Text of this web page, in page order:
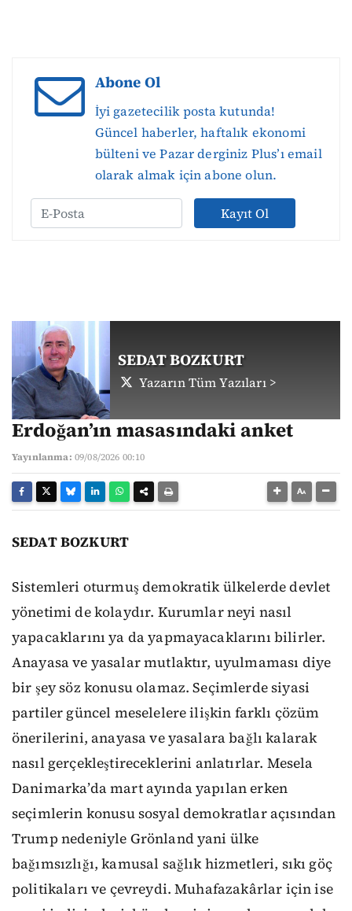
Abone Ol
İyi gazetecilik posta kutunda!
Güncel haberler, haftalık ekonomi
bülteni ve Pazar derginiz Plus’ı email
olarak almak için abone olun.
Kayıt Ol
SEDAT BOZKURT
Yazarın Tüm Yazıları >
Erdoğan’ın masasındaki anket
Yayınlanma: 09/08/2026 00:10
SEDAT BOZKURT
Sistemleri oturmuş demokratik ülkelerde devlet
yönetimi de kolaydır. Kurumlar neyi nasıl
yapacaklarını ya da yapmayacaklarını bilirler.
Anayasa ve yasalar mutlaktır, uyulmaması diye
bir şey söz konusu olamaz. Seçimlerde siyasi
partiler güncel meselelere ilişkin farklı çözüm
önerilerini, anayasa ve yasalara bağlı kalarak
nasıl gerçekleştireceklerini anlatırlar. Mesela
Danimarka’da mart ayında yapılan erken
seçimlerin konusu sosyal demokratlar açısından
Trump nedeniyle Grönland yani ülke
bağımsızlığı, kamusal sağlık hizmetleri, sıkı göç
politikaları ve çevreydi. Muhafazakârlar için ise